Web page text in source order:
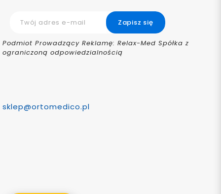
Podmiot Prowadzący Reklamę: Relax-Med Spółka z
ograniczoną odpowiedzialnością
sklep@ortomedico.pl